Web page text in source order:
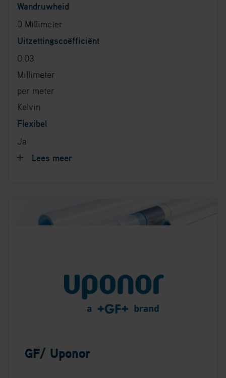
Wandruwheid
0 Millimeter
Uitzettingscoëfficiënt
0.03
Millimeter
per meter
Kelvin
Flexibel
Ja
Lees meer
GF/ Uponor